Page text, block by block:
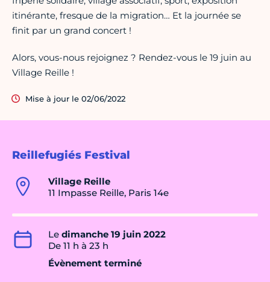
Reillefugiés Festival
Village Reille
11 Impasse Reille, Paris 14e
Le dimanche 19 juin 2022
De 11 h à 23 h
Évènement terminé
itinérante, fresque de la migration… Et la journée se
finit par un grand concert !
Alors, vous-nous rejoignez ? Rendez-vous le 19 juin au
Village Reille !
Mise à jour le 02/06/2022